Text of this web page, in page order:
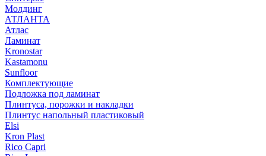
Молдинг
АТЛАНТА
Атлас
Ламинат
Kronostar
Kastamonu
Sunfloor
Комплектующие
Подложка под ламинат
Плинтуса, порожки и накладки
Плинтус напольный пластиковый
Elsi
Kron Plast
Rico Capri